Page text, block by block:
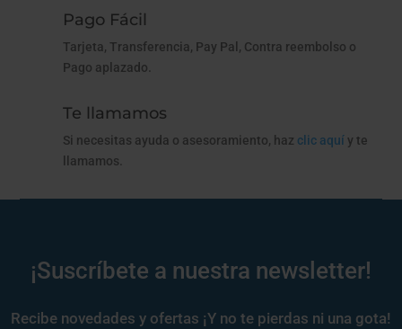
Pago Fácil
Tarjeta, Transferencia, Pay Pal, Contra reembolso o
Pago aplazado.
Te llamamos
Si necesitas ayuda o asesoramiento, haz clic aquíy te
llamamos.
¡Suscríbete a nuestra newsletter!
Recibe novedades y ofertas ¡Y no te pierdas ni una gota!